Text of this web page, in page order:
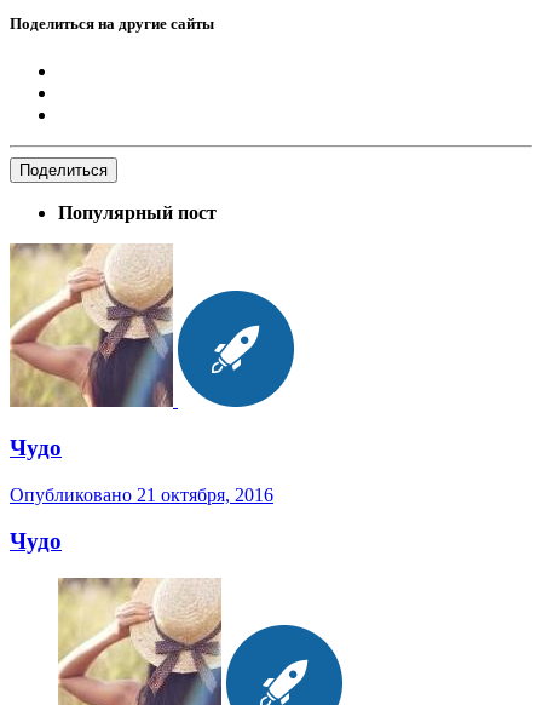
Поделиться на другие сайты
Поделиться
Популярный пост
Чудо
Опубликовано 21 октября, 2016
Чудо